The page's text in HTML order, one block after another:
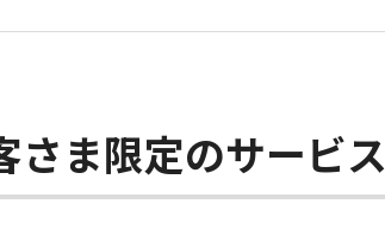
ま限定のサービス